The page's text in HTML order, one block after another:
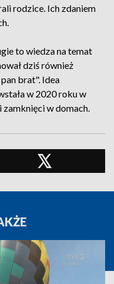
rodzice. Ich zdaniem
to wiedza na temat
dziś również
brat". Idea
w 2020 roku w
w domach.